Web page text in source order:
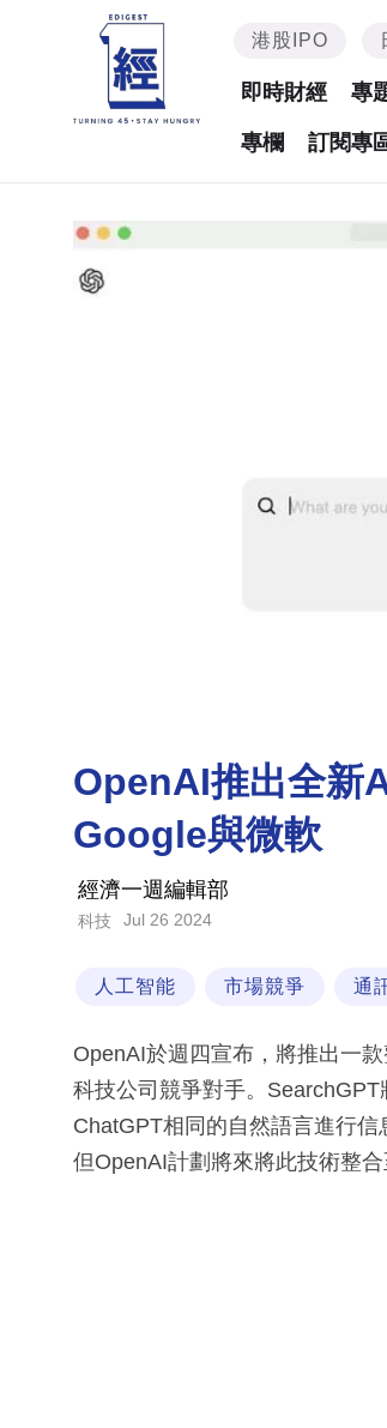
港股IPO
即時財經 專
專欄 訂閱專
OpenAI推出全新
Google與微軟
經濟一週編輯部
科技 Jul 26 2024
人工智能 市場競爭 通
OpenAI於週四宣布，將推出一
科技公司競爭對手。
ChatGPT相同的自然語言進行
但OpenAI計劃將來將此技術整合